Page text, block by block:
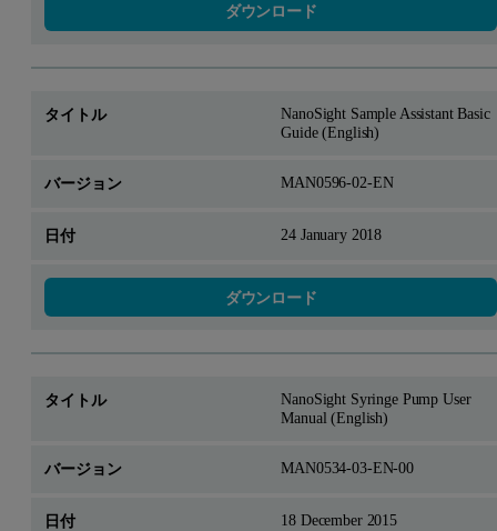
ダウンロード
NanoSight Sample Assistant Basic
Guide (English)
MAN0596-02-EN
24 January 2018
ダウンロード
NanoSight Syringe Pump User
Manual (English)
MAN0534-03-EN-00
18 December 2015